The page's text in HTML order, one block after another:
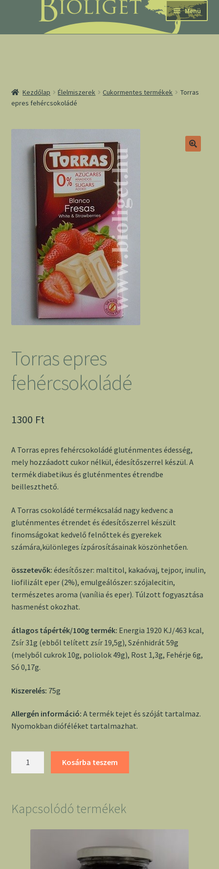
navigációhoz
tartalomba
Menü
Kezdőlap Élelmiszerek Cukormentes termékek
Torras
epres fehércsokoládé
Torras epres
fehércsokoládé
1300 Ft
A Torras epres fehércsokoládé gluténmentes édesség,
mely hozzáadott cukor nélkül, édesítőszerrel készül. A
termék diabetikus és gluténmentes étrendbe
beilleszthető.
A Torras csokoládé termékcsalád nagy kedvenc a
gluténmentes étrendet és édesítőszerrel készült
finomságokat kedvelő felnőttek és gyerekek
számára,különleges ízpárosításainak köszönhetően.
összetevők: édesítőszer: maltitol, kakaóvaj, tejpor, inulin,
liofilizált eper (2%), emulgeálószer: szójalecitin,
természetes aroma (vanília és eper). Túlzott fogyasztása
hasmenést okozhat.
átlagos tápérték/100g termék: Energia 1920 KJ/463 kcal,
Zsír 31g (ebből telített zsír 19,5g), Szénhidrát 59g
(melyből cukrok 10g, poliolok 49g), Rost 1,3g, Fehérje 6g,
Só 0,17g.
Kiszerelés: 75g
Allergén információ: A termék tejet és szóját tartalmaz.
Nyomokban dióféléket tartalmazhat.
Kosárba teszem
Kapcsolódó termékek